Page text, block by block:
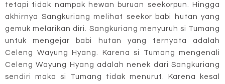
tetapi tidak nampak hewan buruan seekorpun. Hingga
akhirnya Sangkuriang melihat seekor babi hutan yang
gemuk melarikan diri. Sangkuriang menyuruh si Tumang
untuk mengejar babi hutan yang ternyata adalah
Celeng Wayung Hyang. Karena si Tumang mengenali
Celeng Wayung Hyang adalah nenek dari Sangkuriang
sendiri maka si Tumang tidak menurut. Karena kesal